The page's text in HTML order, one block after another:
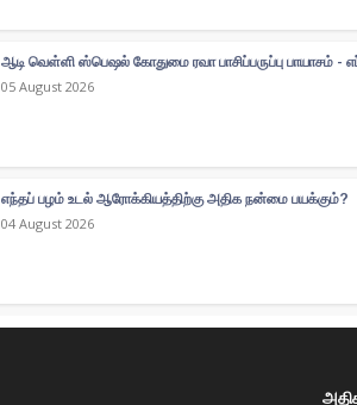
ஆடி வெள்ளி ஸ்பெஷல் கோதுமை ரவா பாசிப்பருப்பு பாயாசம் -
05 August 2026
எந்தப் பழம் உடல் ஆரோக்கியத்திற்கு அதிக நன்மை பயக்கும்?
04 August 2026